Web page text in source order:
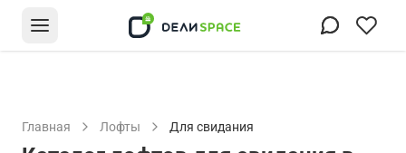
Главная Лофты Для свидания